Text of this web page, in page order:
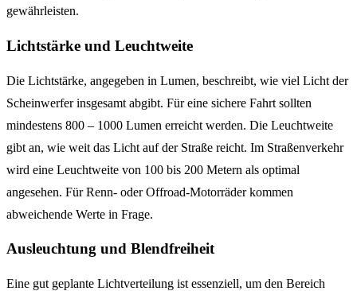
gewährleisten.
Lichtstärke und Leuchtweite
Die Lichtstärke, angegeben in Lumen, beschreibt, wie viel Licht der
Scheinwerfer insgesamt abgibt. Für eine sichere Fahrt sollten
mindestens 800 – 1000 Lumen erreicht werden. Die Leuchtweite
gibt an, wie weit das Licht auf der Straße reicht. Im Straßenverkehr
wird eine Leuchtweite von 100 bis 200 Metern als optimal
angesehen. Für Renn- oder Offroad-Motorräder kommen
abweichende Werte in Frage.
Ausleuchtung und Blendfreiheit
Eine gut geplante Lichtverteilung ist essenziell, um den Bereich